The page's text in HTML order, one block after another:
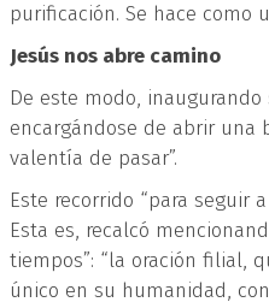
purificación. Se hace como
Jesús nos abre camino
De este modo,
encargándose de abrir una
valentía de pasar”.
Este recorrido “para seguir
Esta es, recalcó
tiempos”: “la oración filial,
único en su humanidad,